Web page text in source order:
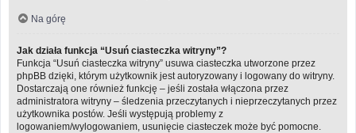
Na górę
Jak działa funkcja “Usuń ciasteczka witryny”?
Funkcja “Usuń ciasteczka witryny” usuwa ciasteczka utworzone przez
phpBB dzięki, którym użytkownik jest autoryzowany i logowany do witryny.
Dostarczają one również funkcję – jeśli została włączona przez
administratora witryny – śledzenia przeczytanych i nieprzeczytanych przez
użytkownika postów. Jeśli występują problemy z
logowaniem/wylogowaniem, usunięcie ciasteczek może być pomocne.